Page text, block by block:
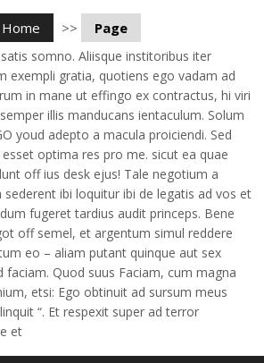
Home >> Page
somno. Aliisque institoribus iter
exempli gratia, quotiens ego vadam ad
in mane ut effingo ex contractus, hi viri
illis manducans ientaculum. Solum
youd adepto a macula proiciendi. Sed
optima res pro me. sicut ea quae
off ius desk ejus! Tale negotium a
ibi loquitur ibi de legatis ad vos et
fugeret tardius audit princeps. Bene
off semel, et argentum simul reddere
eo – aliam putant quinque aut sex
faciam. Quod suus Faciam, cum magna
etsi: Ego obtinuit ad sursum meus
“. Et respexit super ad terror
et